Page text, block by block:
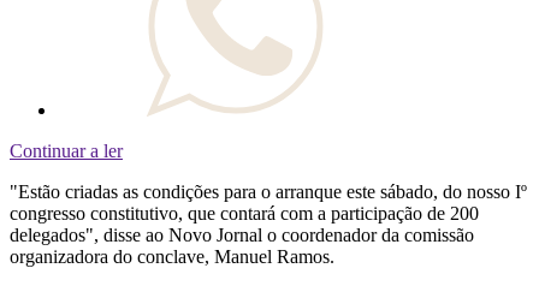
Continuar a ler
"Estão criadas as condições para o arranque este sábado, do nosso Iº
congresso constitutivo, que contará com a participação de 200
delegados", disse ao Novo Jornal o coordenador da comissão
organizadora do conclave, Manuel Ramos.